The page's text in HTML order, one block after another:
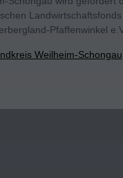
Pfaffenwinkel
Weilheim-Schongau